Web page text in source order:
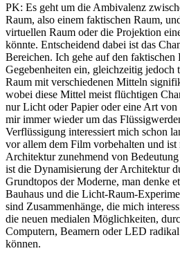
PK: Es geht um die Ambivalenz
Raum, also einem faktischen Raum,
virtuellen Raum oder die Projektion
könnte. Entscheidend dabei ist das
Bereichen. Ich gehe auf den faktischen
Gegebenheiten ein, gleichzeitig jedoch
Raum mit verschiedenen Mitteln
wobei diese Mittel meist flüchtigen
nur Licht oder Papier oder eine Art
mir immer wieder um das
Verflüssigung interessiert mich schon
vor allem dem Film vorbehalten und ist
Architektur zunehmend von
ist die Dynamisierung der Architektur
Grundtopos der Moderne, man denke
Bauhaus und die Licht-Raum-
sind Zusammenhänge, die mich
die neuen medialen Möglichkeiten,
Computern, Beamern oder LED
können.